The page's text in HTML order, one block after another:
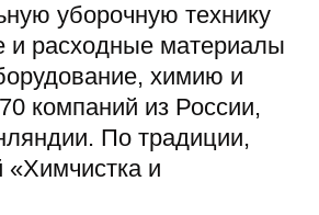
уборочную технику
и расходные материалы
химию и
компаний из России,
По традиции,
«Химчистка и